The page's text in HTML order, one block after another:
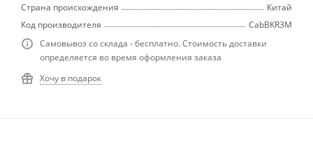
Страна происхождения
Китай
Код производителя
CabBKR3M
Самовывоз со склада - бесплатно. Стоимость доставки
определяется во время оформления заказа
Хочу в подарок